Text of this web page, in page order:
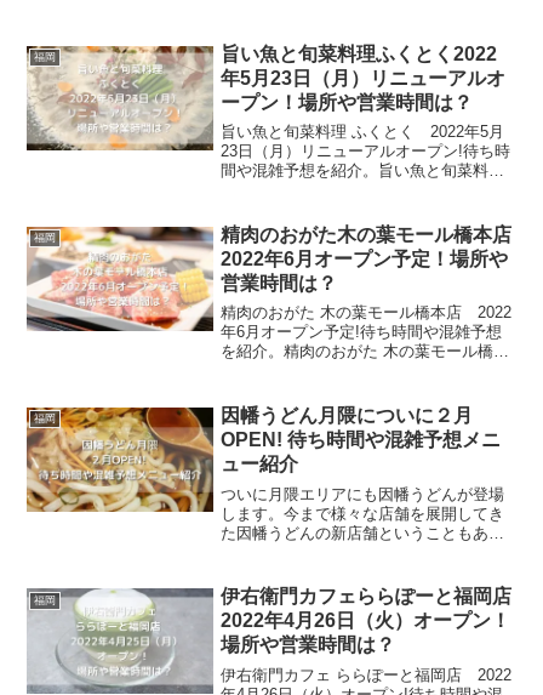
にオープンしてから50年以上も愛される
フラ...
福岡
旨い魚と旬菜料理ふくとく2022
年5月23日（月）リニューアルオ
ープン！場所や営業時間は？
旨い魚と旬菜料理 ふくとく 2022年5月
23日（月）リニューアルオープン!待ち時
間や混雑予想を紹介。旨い魚と旬菜料理
で獲れる活きの良い鮮魚が自慢で、日本
酒ソムリエで...
福岡
精肉のおがた木の葉モール橋本店
2022年6月オープン予定！場所や
営業時間は？
精肉のおがた 木の葉モール橋本店 2022
年6月オープン予定!待ち時間や混雑予想
を紹介。精肉のおがた 木の葉モール橋本
こだわりで、インスタ映えする料理が次
から次へと出て...
福岡
因幡うどん月隈についに２月
OPEN! 待ち時間や混雑予想メニ
ュー紹介
ついに月隈エリアにも因幡うどんが登場
します。今まで様々な店舗を展開してき
た因幡うどんの新店舗ということもあ
ー、そして混雑予想などをまとめていき
ます。因幡うどん 月隈につ...
福岡
伊右衛門カフェららぽーと福岡店
2022年4月26日（火）オープン！
場所や営業時間は？
伊右衛門カフェ ららぽーと福岡店 2022